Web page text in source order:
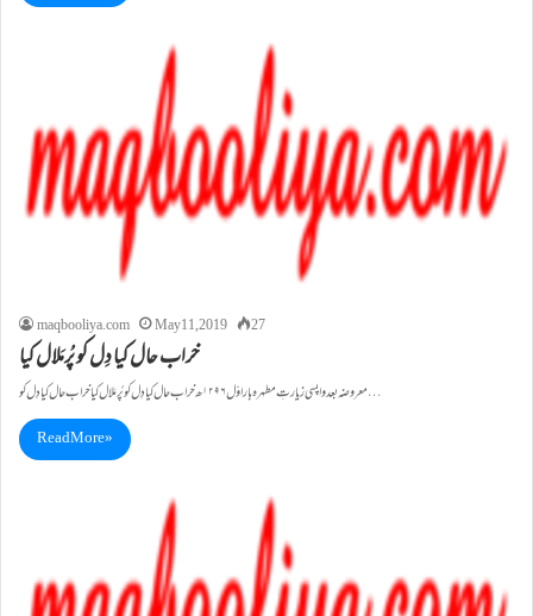
maqbooliya.com May 11, 2019 27
خراب حال کیا دِل کو پُرمَلال کیا
معروضہ بعد واپسی زیارتِ مطہرہ بار اوّل ۱۲۹۶ھ خراب حال کیا دِل کو پُرمَلال کیا خراب حال کیا دِل کو…
Read More »